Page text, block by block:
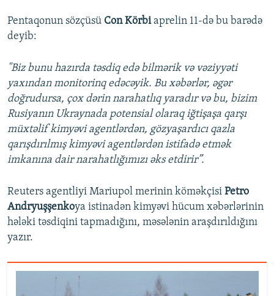
Pentaqonun sözçüsü Con Körbiaprelin 11-də bu barədə
deyib:
"Biz bunu hazırda təsdiq edə bilmərik və vəziyyəti
yaxından monitorinq edəcəyik. Bu xəbərlər, əgər
doğrudursa, çox dərin narahatlıq yaradır və bu, bizim
Rusiyanın Ukraynada potensial olaraq iğtişaşa qarşı
müxtəlif kimyəvi agentlərdən, gözyaşardıcı qazla
qarışdırılmış kimyəvi agentlərdən istifadə etmək
imkanına dair narahatlığımızı əks etdirir”.
Reuters agentliyi Mariupol merinin köməkçisi Petro
Andryuşşenkoya istinadən kimyəvi hücum xəbərlərinin
hələki təsdiqini tapmadığını, məsələnin araşdırıldığını
yazır.